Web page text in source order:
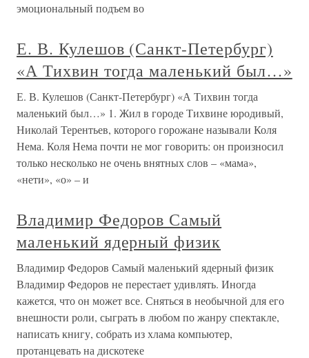
эмоциональный подъем во
Е. В. Кулешов (Санкт-Петербург)
«А Тихвин тогда маленький был…»
Е. В. Кулешов (Санкт-Петербург) «А Тихвин тогда
маленький был…» 1. Жил в городе Тихвине юродивый,
Николай Терентьев, которого горожане называли Коля
Нема. Коля Нема почти не мог говорить: он произносил
только несколько не очень внятных слов – «мама»,
«нети», «о» – и
Владимир Федоров Самый
маленький ядерный физик
Владимир Федоров Самый маленький ядерный физик
Владимир Федоров не перестает удивлять. Иногда
кажется, что он может все. Сняться в необычной для его
внешности роли, сыграть в любом по жанру спектакле,
написать книгу, собрать из хлама компьютер,
протанцевать на дискотеке